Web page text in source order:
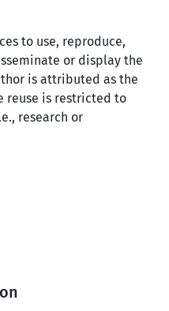
to use, reproduce,
or display the
is attributed as the
reuse is restricted to
research or